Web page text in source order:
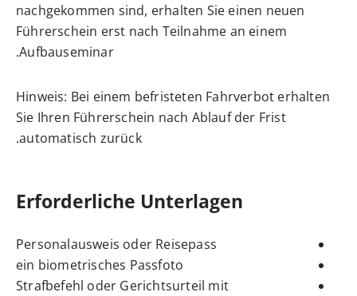
nachgekommen sind, erhalten Sie einen neuen
Führerschein erst nach Teilnahme an einem
Aufbauseminar.
Hinweis: Bei einem befristeten Fahrverbot erhalten
Sie Ihren Führerschein nach Ablauf der Frist
automatisch zurück.
Erforderliche Unterlagen
Personalausweis oder Reisepass
ein biometrisches Passfoto
Strafbefehl oder Gerichtsurteil mit